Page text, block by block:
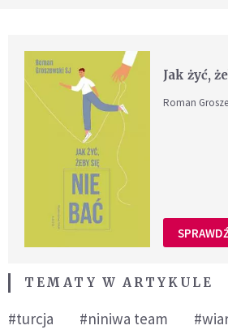
Jak żyć,
Roman
TEMATY W ARTYKULE
#turcja #niniwa team